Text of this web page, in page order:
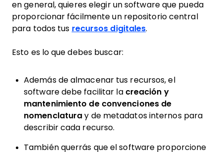
en general, quieres elegir un software que pueda
proporcionar fácilmente un repositorio central
para todos tus recursos digitales.
Esto es lo que debes buscar:
Además de almacenar tus recursos, el
software debe facilitar la creación y
mantenimiento de convenciones de
nomenclatura y de metadatos internos para
describir cada recurso.
También querrás que el software proporcione